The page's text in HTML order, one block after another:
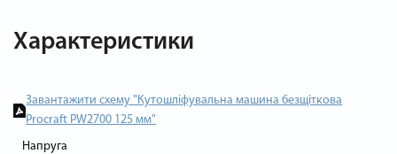
Характеристики
Завантажити схему "Кутошліфувальна машина безщіткова
Procraft PW2700 125 мм"
Напруга